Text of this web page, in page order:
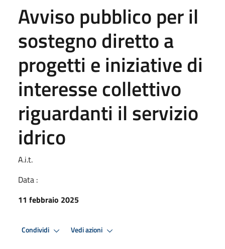
Avviso pubblico per il
sostegno diretto a
progetti e iniziative di
interesse collettivo
riguardanti il servizio
idrico
A.i.t.
Data :
11 febbraio 2025
Condividi Vedi azioni